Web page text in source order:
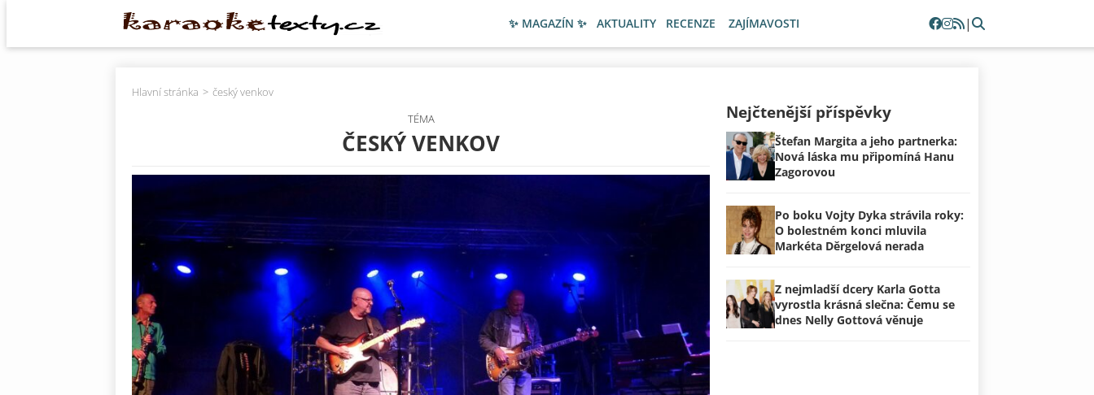
✨ MAGAZÍN ✨ AKTUALITY RECENZE ZAJÍMAVOSTI |
Hlavní stránka
český venkov
TÉMA
ČESKÝ VENKOV
Nejčtenější příspěvky
Štefan Margita a jeho partnerka:
Nová láska mu připomíná Hanu
Zagorovou
Po boku Vojty Dyka strávila roky:
O bolestném konci mluvila
Markéta Děrgelová nerada
Z nejmladší dcery Karla Gotta
vyrostla krásná slečna: Čemu se
dnes Nelly Gottová věnuje